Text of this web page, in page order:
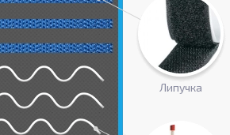
Липучка